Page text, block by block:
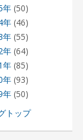
年(50)
年(46)
年(55)
年(64)
年(85)
年(93)
年(50)
トップ